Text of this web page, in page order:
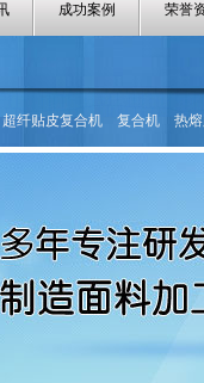
成功案例 荣誉
超纤贴皮复合机 复合机 热